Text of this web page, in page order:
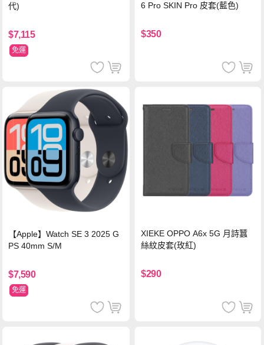
代)
$7,115
免運
6 Pro SKIN Pro 皮套(藍色)
$350
【Apple】Watch SE 3 2025 G
PS 40mm S/M
$7,590
免運
XIEKE OPPO A6x 5G 月詩蠶
絲紋皮套(玫紅)
$290